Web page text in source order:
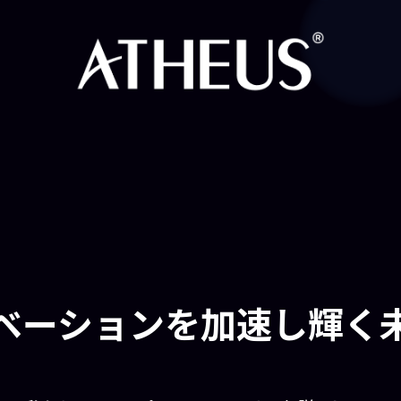
ーションを加速し輝く